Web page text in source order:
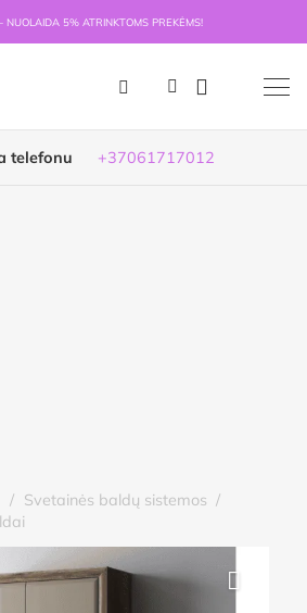
NUOLAIDA 5% ATRINKTOMS PREKĖMS!
telefonu +37061717012
/ Svetainės baldų sistemos /